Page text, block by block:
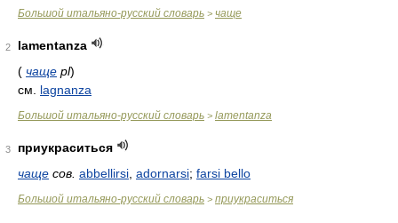
Большой итальяно-русский словарь > чаще
2
lamentanza
( чаще pl)
см. lagnanza
Большой итальяно-русский словарь > lamentanza
3
приукраситься
чаще сов. abbellirsi adornarsi; farsi bello
Большой итальяно-русский словарь > приукраситься